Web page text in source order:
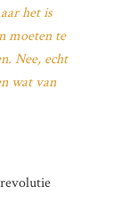
het is
moeten te
Nee, echt
wat van